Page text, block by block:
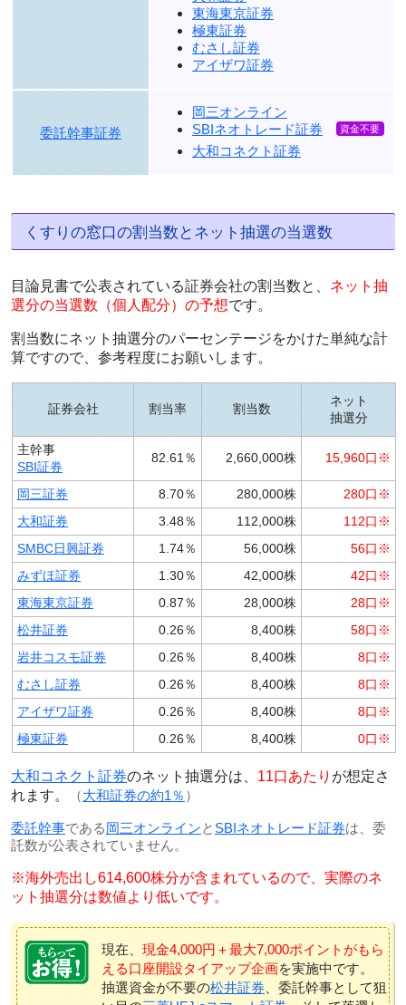
東海東京証券
極東証券
むさし証券
アイザワ証券
委託幹事証券
岡三オンライン
SBIネオトレード証券
大和コネクト証券
くすりの窓口の割当数とネット抽選の当選数
目論見書で公表されている証券会社の割当数と、 ネット抽
選分の当選数（個人配分）の予想です。
割当数にネット抽選分のパーセンテージをかけた単純な計
算ですので、参考程度にお願いします。
証券会社 割当率 割当数
ネット
抽選分
主幹事
SBI証券
82.61％ 2,660,000株 15,960口※
岡三証券 8.70％ 280,000株
280口※
大和証券
3.48％ 112,000株
112口※
SMBC日興証券
1.74％ 56,000株
56口※
みずほ証券
1.30％ 42,000株
42口※
東海東京証券
0.87％ 28,000株
28口※
松井証券
0.26％ 8,400株
58口※
岩井コスモ証券
0.26％ 8,400株
8口※
むさし証券
0.26％ 8,400株
8口※
アイザワ証券
0.26％ 8,400株
8口※
極東証券
0.26％ 8,400株 0口※
大和コネクト証券のネット抽選分は、 11口あたり が想定さ
れます。
（大和証券の約1％ ）
委託幹事である岡三オンラインと SBIネオトレード証券は、委
託数が公表されていません。
※海外売出し614,600株分が含まれているので、実際のネ
ット抽選分は数値より低いです。
現在、 現金4,000円＋最大7,000ポイントがもら
える口座開設タイアップ企画を実施中です。
抽選資金が不要の松井証券 、委託幹事として狙